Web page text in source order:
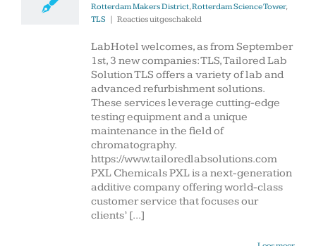
Rotterdam Makers District,Rotterdam Science Tower,
TLS | Reacties uitgeschakeld
new
companies
started
LabHotel
LabHotel welcomes, as from September
1st, 3 new companies: TLS, Tailored Lab
Solution TLS offers a variety of lab and
advanced refurbishment solutions.
These services leverage cutting-edge
testing equipment and a unique
maintenance in the field of
chromatography.
https://www.tailoredlabsolutions.com
PXL Chemicals PXL is a next-generation
additive company offering world-class
customer service that focuses our
clients’ [...]